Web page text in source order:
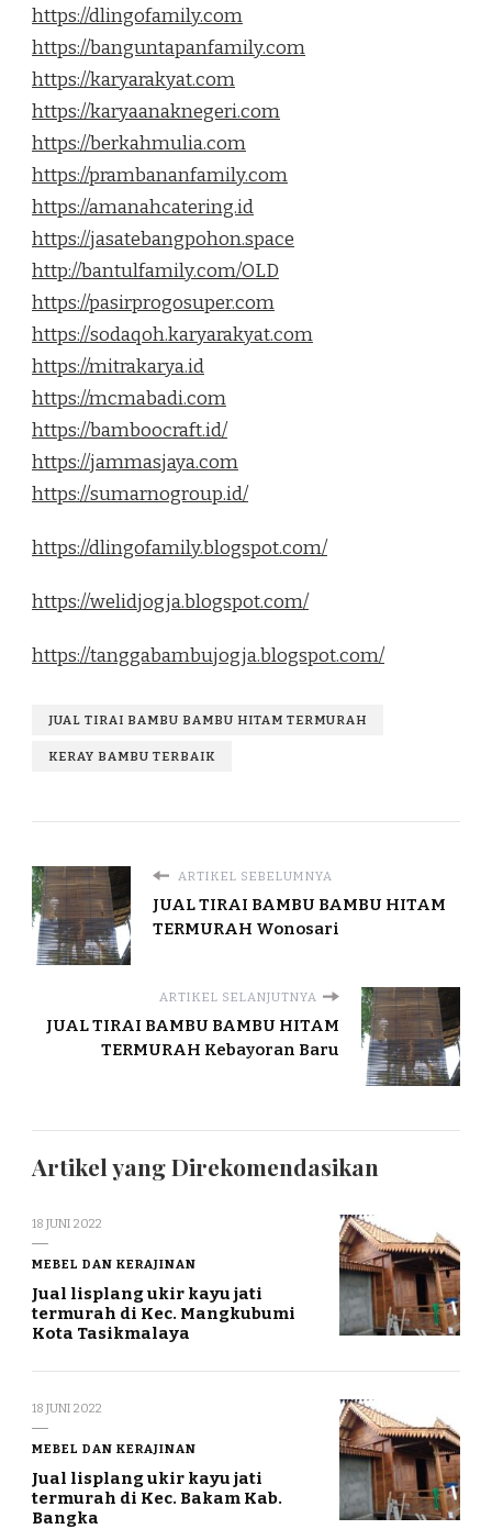
https://dlingofamily.com
https://banguntapanfamily.com
https://karyarakyat.com
https://karyaanaknegeri.com
https://berkahmulia.com
https://prambananfamily.com
https://amanahcatering.id
https://jasatebangpohon.space
http://bantulfamily.com/OLD
https://pasirprogosuper.com
https://sodaqoh.karyarakyat.com
https://mitrakarya.id
https://mcmabadi.com
https://bamboocraft.id/
https://jammasjaya.com
https://sumarnogroup.id/
https://dlingofamily.blogspot.com/
https://welidjogja.blogspot.com/
https://tanggabambujogja.blogspot.com/
JUAL TIRAI BAMBU BAMBU HITAM TERMURAH
KERAY BAMBU TERBAIK
ARTIKEL SEBELUMNYA
JUAL TIRAI BAMBU BAMBU HITAM
TERMURAH Wonosari
ARTIKEL SELANJUTNYA
JUAL TIRAI BAMBU BAMBU HITAM
TERMURAH Kebayoran Baru
Artikel yang Direkomendasikan
18 JUNI 2022
MEBEL DAN KERAJINAN
Jual lisplang ukir kayu jati
termurah di Kec. Mangkubumi
Kota Tasikmalaya
18 JUNI 2022
MEBEL DAN KERAJINAN
Jual lisplang ukir kayu jati
termurah di Kec. Bakam Kab.
Bangka